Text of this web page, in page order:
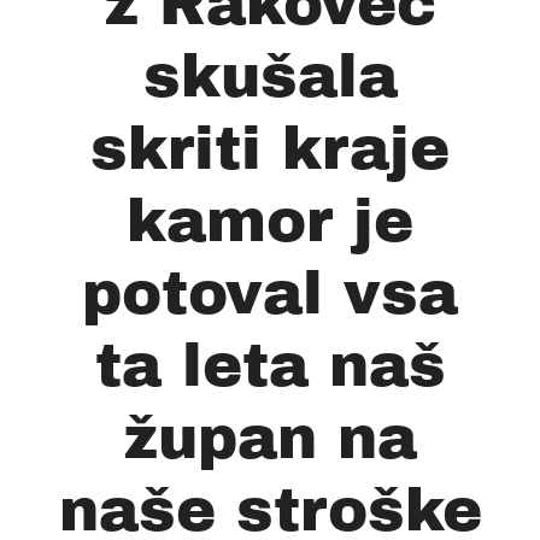
skušala
skriti kraje
kamor je
potoval vsa
ta leta naš
župan na
naše stroške